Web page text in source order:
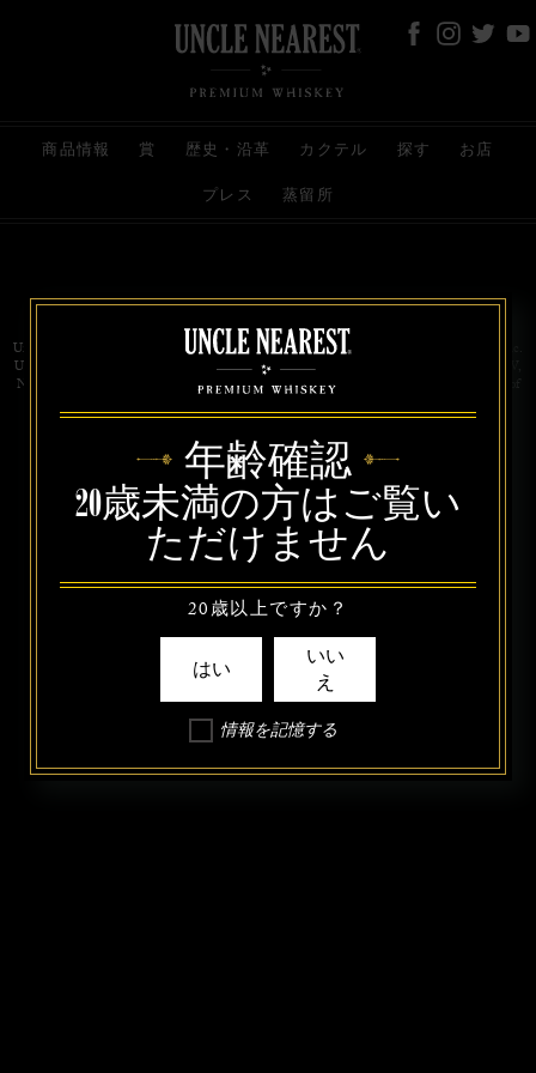
商品情報 賞 歴史・沿革 カクテル 探す お店
プレス 蒸留所
お問い合わせ 代理店 規約と条件
プライバシー
Uncle Nearest Premium Whiskey is wholly and independently owned by Uncle Nearest, Inc.
UNCLE NEAREST, THE BEST WHISKEY MAKER THE WORLD NEVER KNEW,
NATHAN GREEN, NEAREST GREEN, and DRINK HONORABLY are trademarks of
年齢確認
20歳未満の方はご覧い
ただけません
20歳以上ですか？
はい
いい
え
情報を記憶する